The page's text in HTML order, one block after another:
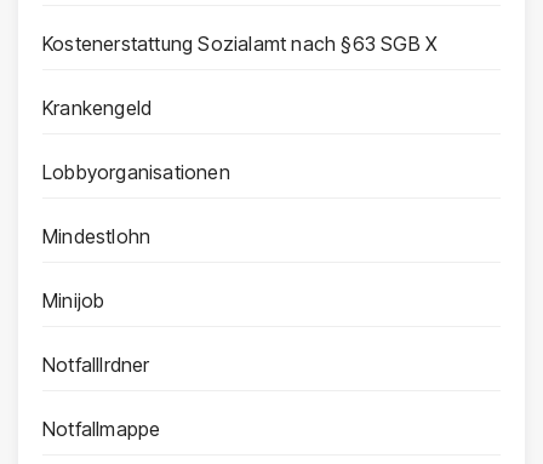
Kostenerstattung Sozialamt nach §63 SGB X
Krankengeld
Lobbyorganisationen
Mindestlohn
Minijob
Notfalllrdner
Notfallmappe